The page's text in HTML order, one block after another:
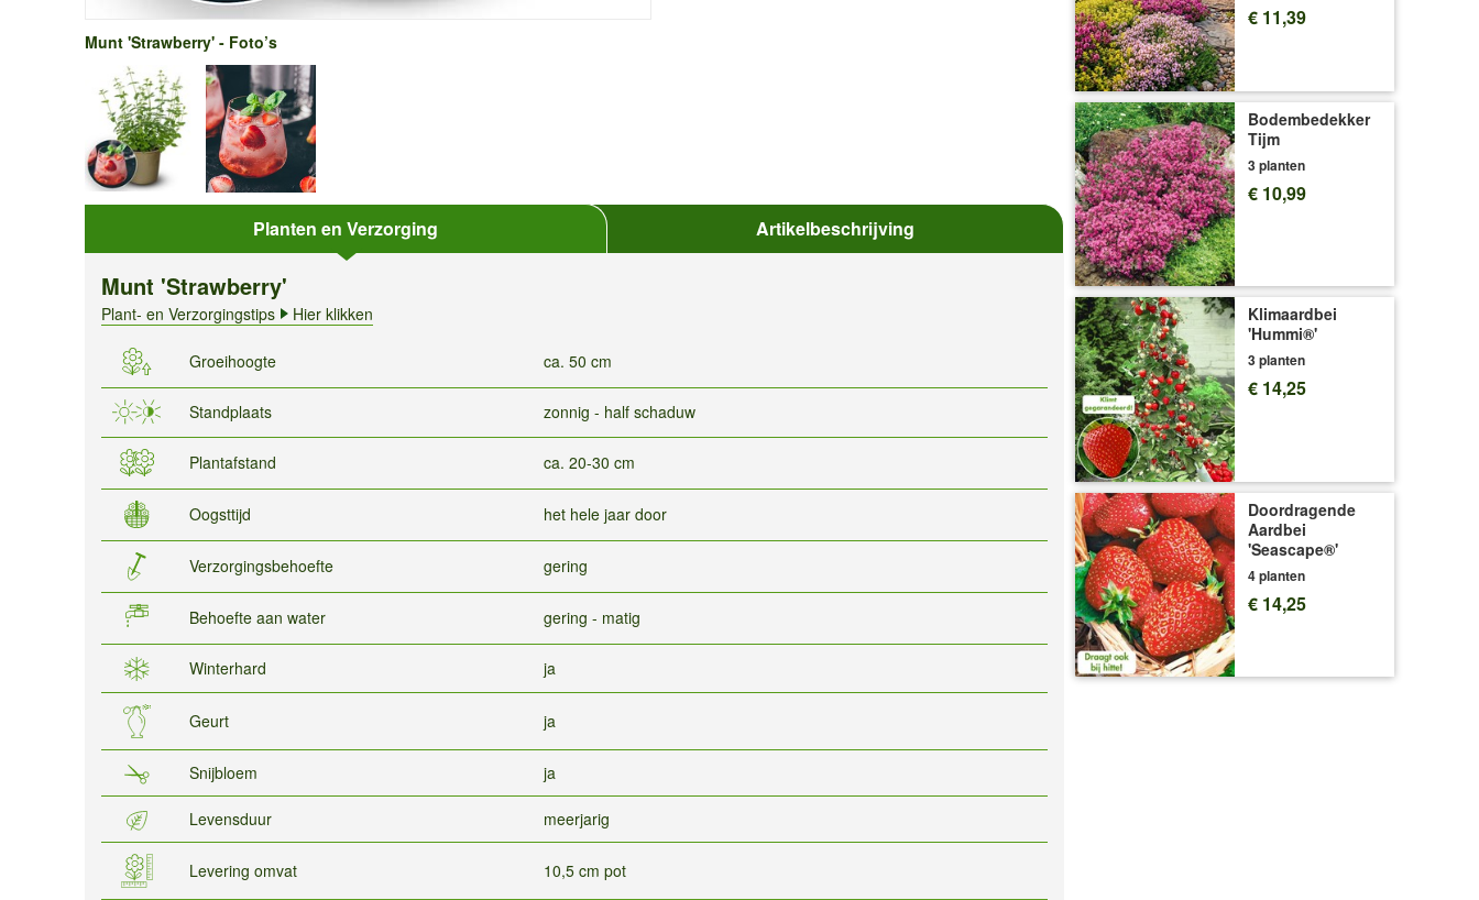
Munt 'Strawberry' - Foto’s
Planten en Verzorging Artikelbeschrijving
Munt 'Strawberry'
Plant- en Verzorgingstips Hier klikken
Groeihoogte ca. 50 cm
Standplaats zonnig - half schaduw
Plantafstand ca. 20-30 cm
Oogsttijd het hele jaar door
Verzorgingsbehoefte gering
Behoefte aan water gering - matig
Winterhard ja
Geurt ja
Snijbloem ja
Levensduur meerjarig
Levering omvat 10,5 cm pot
€ 11,39
Bodembedekker
Tijm
3 planten
€ 10,99
Klimaardbei
'Hummi®'
3 planten
€ 14,25
Doordragende
Aardbei
'Seascape®'
4 planten
€ 14,25